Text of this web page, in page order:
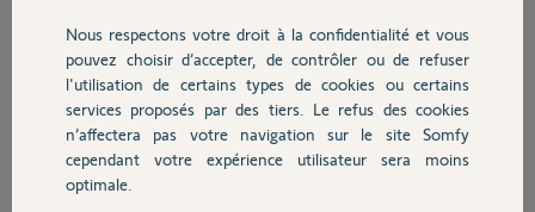
Chauffage
Autres produits
Merci,
phil R.
Nous respectons votre droit à la confidentialité et vous
pouvez choisir d’accepter, de contrôler ou de refuser
l'utilisation de certains types de cookies ou certains
services proposés par des tiers. Le refus des cookies
n’affectera pas votre navigation sur le site Somfy
cependant votre expérience utilisateur sera moins
optimale.